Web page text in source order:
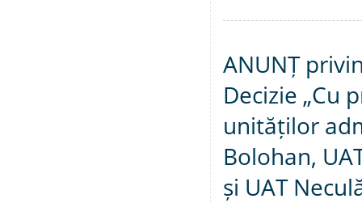
ANUNȚ
Decizie „Cu
unităților
Bolohan,
și UAT